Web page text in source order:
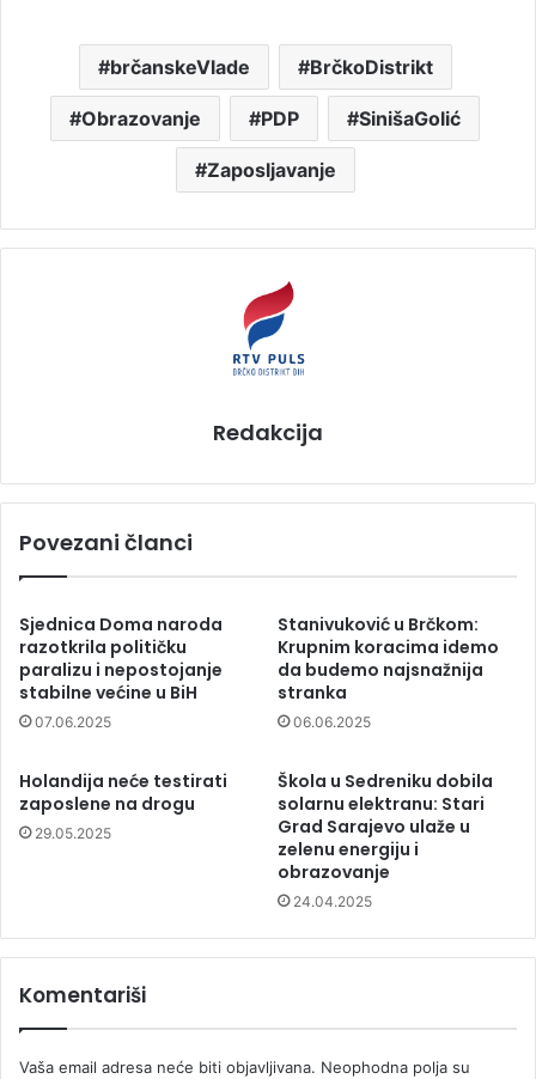
brčanskeVlade BrčkoDistrikt
Obrazovanje PDP SinišaGolić
Zaposljavanje
Redakcija
Povezani članci
Sjednica Doma naroda
razotkrila političku
paralizu i nepostojanje
stabilne većine u BiH
07.06.2025
Stanivuković u Brčkom:
Krupnim koracima idemo
da budemo najsnažnija
stranka
06.06.2025
Holandija neće testirati
zaposlene na drogu
29.05.2025
Škola u Sedreniku dobila
solarnu elektranu: Stari
Grad Sarajevo ulaže u
zelenu energiju i
obrazovanje
24.04.2025
Komentariši
Vaša email adresa neće biti objavljivana. Neophodna polja su